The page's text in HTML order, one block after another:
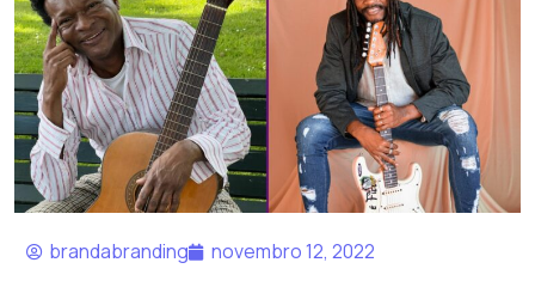
brandabranding novembro 12, 2022